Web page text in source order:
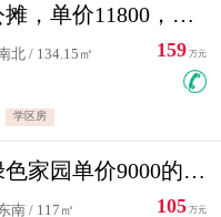
凤凰新城零公摊，单价11800，白银楼层，一个车库另算
北 / 134.15㎡
学区房
159 万元
捡漏房源！绿色家园单价9000的大三居，实验小学永明双学区
南 / 117㎡
105 万元